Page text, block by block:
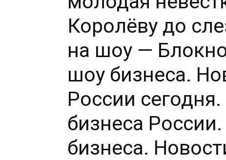
и
ремонта
Королёву до
на шоу —
шоу бизнеса.
России
бизнеса
бизнеса.